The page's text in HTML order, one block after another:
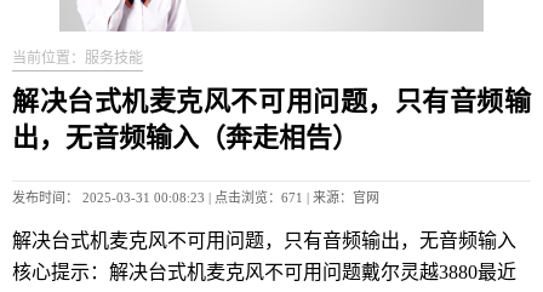
当前位置：服务技能
解决台式机麦克风不可用问题，只有音频输
出，无音频输入（奔走相告）
发布时间： 2025-03-31 00:08:23 | 点击浏览：671 | 来源：官网
解决台式机麦克风不可用问题，只有音频输出，无音频输入
核心提示：解决台式机麦克风不可用问题戴尔灵越3880最近